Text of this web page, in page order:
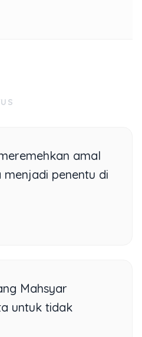
amal
menjadi penentu di
Mahsyar
untuk tidak